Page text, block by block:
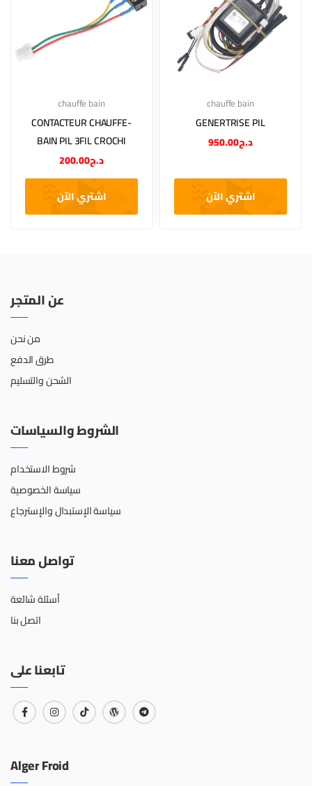
chauffe bain
CONTACTEUR CHAUFFE-
BAIN PIL 3FIL CROCHI
د.ج200.00
اشتري الآن
chauffe bain
GENERTRISE PIL
د.ج950.00
اشتري الآن
عن المتجر
من نحن
طرق الدفع
الشحن والتسليم
الشروط والسياسات
شروط الاستخدام
سياسة الخصوصية
سياسة الإستبدال والإسترجاع
تواصل معنا
أسئلة شائعة
اتصل بنا
تابعنا على
Alger Froid